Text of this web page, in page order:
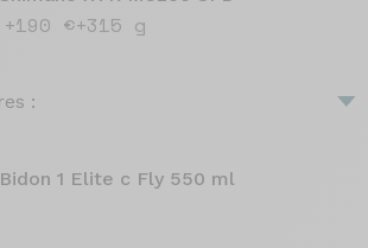
+190 €+315 g
:
Bidon 1 Elite c Fly 550 ml